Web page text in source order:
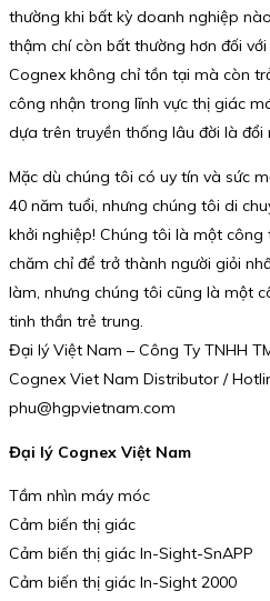
thường khi bất kỳ doanh nghiệp
thậm chí còn bất thường hơn đối
Cognex không chỉ tồn tại mà còn
công nhận trong lĩnh vực thị giác
dựa trên truyền thống lâu đời là
Mặc dù chúng tôi có uy tín và sức
40 năm tuổi, nhưng chúng tôi di
khởi nghiệp! Chúng tôi là một
chăm chỉ để trở thành người giỏi
làm, nhưng chúng tôi cũng là một
tinh thần trẻ trung.
Đại lý Việt Nam – Công Ty TNHH
Cognex Viet Nam Distributor /
phu@hgpvietnam.com
Đại lý Cognex Việt Nam
Tầm nhìn máy móc
Cảm biến thị giác
Cảm biến thị giác In-Sight-SnAPP
Cảm biến thị giác In-Sight 2000